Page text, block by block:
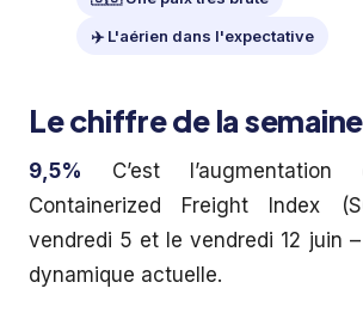
✈️ L'aérien dans l'expectative
Le chiffre de la semaine
9,5% C’est l’augmentation
Containerized Freight Index
vendredi 5 et le vendredi 12 juin
dynamique actuelle.